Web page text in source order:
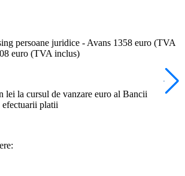
persoane juridice - Avans 1358 euro (TVA
euro (TVA inclus)
lei la cursul de vanzare euro al Bancii
efectuarii platii